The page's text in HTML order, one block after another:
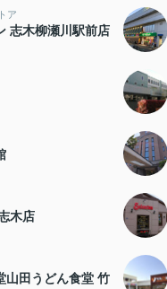
ア
志木柳瀬川駅前店
木店
山田うどん食堂 竹